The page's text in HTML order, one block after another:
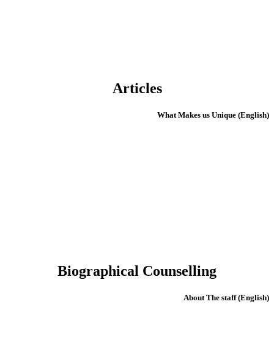
Articles
(English) What Makes us Unique
Biographical Counselling
(English) About The staff